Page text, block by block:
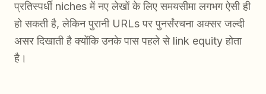
प्रतिस्पर्धी niches में नए लेखों के लिए समयसीमा लगभग ऐसी ही
हो सकती है, लेकिन पुरानी URLs पर पुनर्संरचना अक्सर जल्दी
असर दिखाती है क्योंकि उनके पास पहले से link equity होता
है।